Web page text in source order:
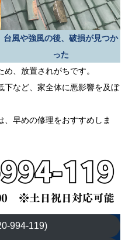
台風や強風の後、破損が見つか
った
、放置されがちです。
下など、家全体に悪影響を及ぼ
早めの修理をおすすめしま
994-119)